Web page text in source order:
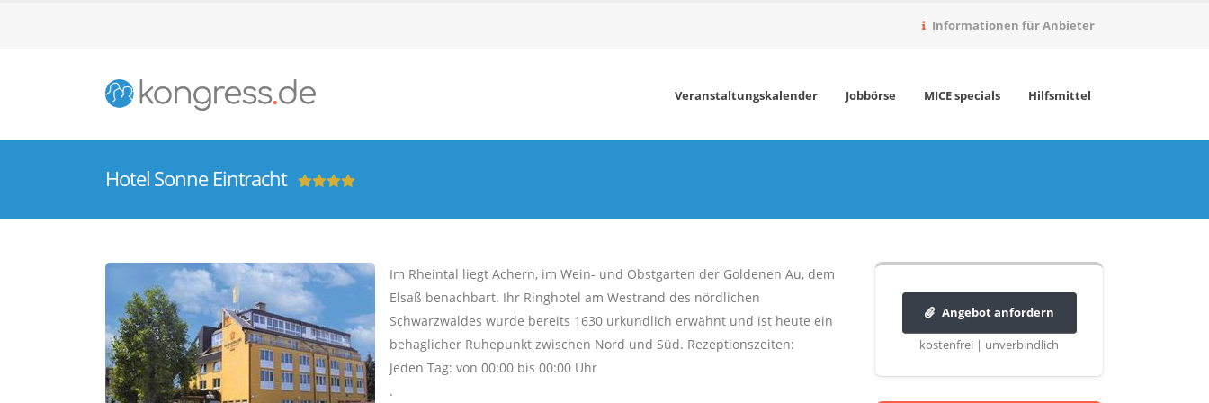
Informationen für Anbieter
Veranstaltungskalender Jobbörse MICE specials Hilfsmittel
Hotel Sonne Eintracht
Im Rheintal liegt Achern, im Wein- und Obstgarten der Goldenen Au, dem
Elsaß benachbart. Ihr Ringhotel am Westrand des nördlichen
Schwarzwaldes wurde bereits 1630 urkundlich erwähnt und ist heute ein
behaglicher Ruhepunkt zwischen Nord und Süd. Rezeptionszeiten:
Jeden Tag: von 00:00 bis 00:00 Uhr
.
Angebot anfordern
kostenfrei | unverbindlich